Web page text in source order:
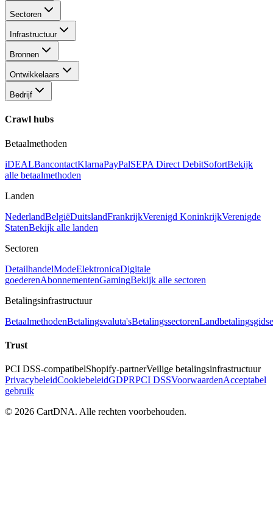
Sectoren
Infrastructuur
Bronnen
Ontwikkelaars
Bedrijf
Crawl hubs
Betaalmethoden
iDEALBancontactKlarnaPayPalSEPA Direct DebitSofortBekijk
alle betaalmethoden
Landen
NederlandBelgiëDuitslandFrankrijkVerenigd KoninkrijkVerenigde
StatenBekijk alle landen
Sectoren
DetailhandelModeElektronicaDigitale
goederenAbonnementenGamingBekijk alle sectoren
Betalingsinfrastructuur
BetaalmethodenBetalingsvaluta'sBetalingssectoren
Trust
PCI DSS-compatibelShopify-partnerVeilige betalingsinfrastructuur
PrivacybeleidCookiebeleidGDPRPCI DSSVoorwaardenAcceptabel
gebruik
© 2026 CartDNA. Alle rechten voorbehouden.